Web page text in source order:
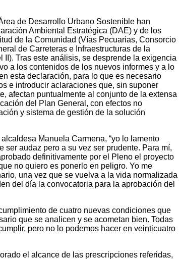
de Desarrollo Urbano Sostenible han
Ambiental Estratégica (DAE) y de los
de la Comunidad (Vías Pecuarias, Consorcio
de Carreteras e Infraestructuras de la
Tras este análisis, se desprende la exigencia
a los contenidos de los nuevos informes y a lo
esta declaración, para lo que es necesario
e introducir aclaraciones que, sin suponer
afectan puntualmente al conjunto de la extensa
del Plan General, con efectos no
y sistema de gestión de la solución
Manuela Carmena, “yo lo lamento
ser audaz pero a su vez ser prudente. Para mí,
definitivamente por el Pleno el proyecto
no quiero es ponerlo en peligro. Yo me
una vez que se vuelva a la vida normalizada
del día la convocatoria para la aprobación del
de cuatro nuevas condiciones que
que se analicen y se acometan bien. Todas
pero no lo podemos hacer en veinticuatro
el alcance de las prescripciones referidas,